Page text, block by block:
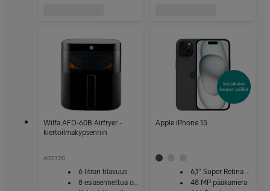
Wilfa AFD-60B Airfryer -
kiertoilmakypsennin
602320
6 litran tilavuus
8 esiasennettua ohjelmaa
Apple iPhone 15
6,1" Super Retina XDR
48 MP pääkamera